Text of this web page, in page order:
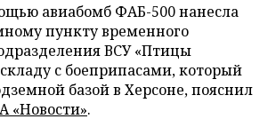
авиабомб ФАБ-500 нанесла
пункту временного
ВСУ «Птицы
с боеприпасами, который
базой в Херсоне, пояснил
«Новости».